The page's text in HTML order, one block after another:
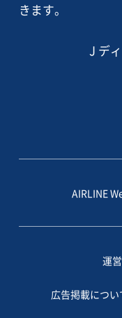
きます。
J デ
AIRLINE
運
広告掲載につい